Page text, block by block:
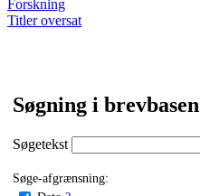
Forskning
Titler oversat
Søgning i brevbasen
Søgetekst
Søge-afgrænsning: